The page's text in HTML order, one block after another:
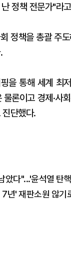
정책 전문가"라
정책을 총괄 주
을 통해 세계 최
론이고 경제·사
단했다.
았다"...'윤석열 탄
년' 재판소원 않기